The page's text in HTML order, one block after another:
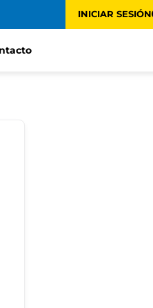
INICIAR SESIÓN